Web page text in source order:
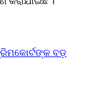
ବଡ଼